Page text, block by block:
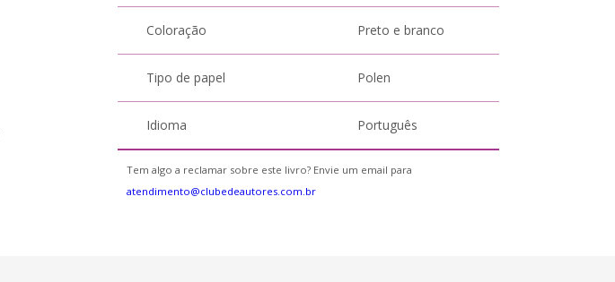
Coloração Preto e branco
Tipo de papel Polen
Idioma Português
Tem algo a reclamar sobre este livro? Envie um email para
atendimento@clubedeautores.com.br